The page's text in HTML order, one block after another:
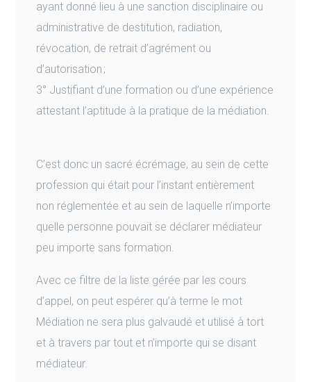
ayant donné lieu à une sanction disciplinaire ou
administrative de destitution, radiation,
révocation, de retrait d’agrément ou
d’autorisation ;
3° Justifiant d’une formation ou d’une expérience
attestant l’aptitude à la pratique de la médiation.
C’est donc un sacré écrémage, au sein de cette
profession qui était pour l’instant entièrement
non réglementée et au sein de laquelle n’importe
quelle personne pouvait se déclarer médiateur
peu importe sans formation.
Avec ce filtre de la liste gérée par les cours
d’appel, on peut espérer qu’à terme le mot
Médiation ne sera plus galvaudé et utilisé à tort
et à travers par tout et n’importe qui se disant
médiateur.